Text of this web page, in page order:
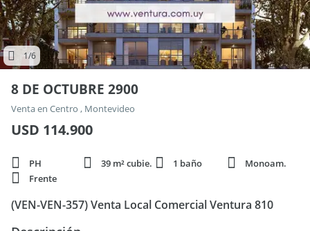
1/6
8 DE OCTUBRE 2900
Venta en Centro , Montevideo
USD 114.900
PH 39 m² cubie. 1 baño
Monoam.
Frente
(VEN-VEN-357) Venta Local Comercial Ventura 810